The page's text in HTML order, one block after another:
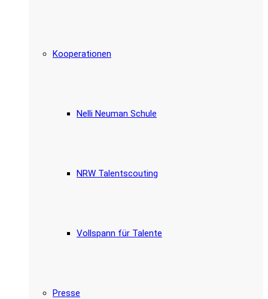
Kooperationen
Nelli Neuman Schule
NRW Talentscouting
Vollspann für Talente
Presse